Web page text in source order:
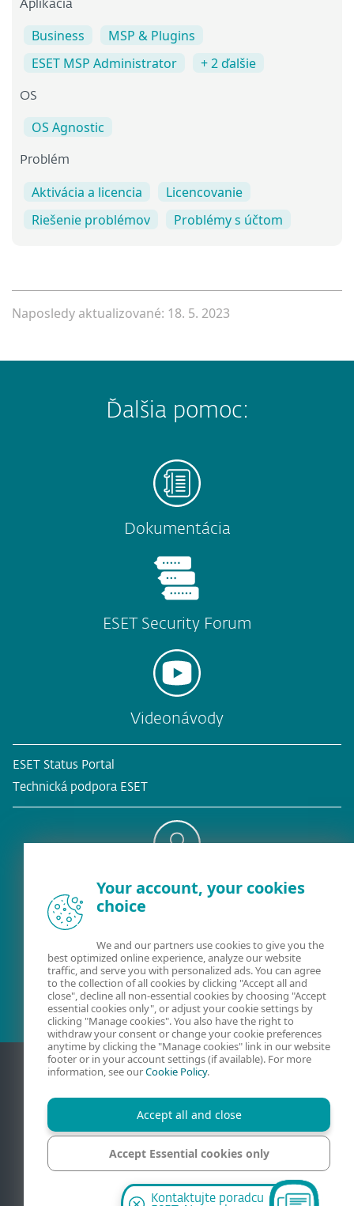
Aplikácia
Business
MSP & Plugins
ESET MSP Administrator
+ 2 ďalšie
OS
OS Agnostic
Problém
Aktivácia a licencia
Licencovanie
Riešenie problémov
Problémy s účtom
Naposledy aktualizované: 18. 5. 2023
Ďalšia pomoc:
Dokumentácia
ESET Security Forum
Videonávody
ESET Status Portal
Technická podpora ESET
Existujúci zákazník?
Kontaktujte nás
02/322 44 444(pracovné dni 8:00 - 18:30)
Ochrana súkromia
Právne informácie
Mapa stránky
Spravovať súbory cookie
Kontaktujte poradcu
Your account, your cookies
choice
We and our partners use cookies to give you the
best optimized online experience, analyze our website
traffic, and serve you with personalized ads. You can agree
to the collection of all cookies by clicking "Accept all and
close", decline all non-essential cookies by choosing "Accept
essential cookies only", or adjust your cookie settings by
clicking "Manage cookies". You also have the right to
withdraw your consent or change your cookie preferences
anytime by clicking the "Manage cookies" link in our website
footer or in your account settings (if available). For more
information, see ourCookie Policy.
Accept all and close
Accept Essential cookies only
Manage cookies